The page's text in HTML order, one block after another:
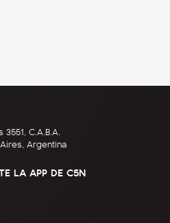
3551, C.A.B.A.
Argentina
LA APP DE C5N